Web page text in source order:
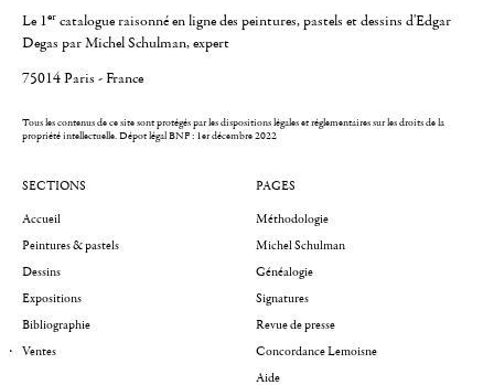
Le 1er catalogue raisonné en ligne des peintures, pastels et dessins d'Edgar
Degas par Michel Schulman, expert
75014 Paris - France
Tous les contenus de ce site sont protégés par les dispositions légales et réglementaires sur les droits de la
propriété intellectuelle.Dépot légal BNF : 1er décembre 2022
SECTIONS
Accueil
Peintures & pastels
Dessins
Expositions
Bibliographie
Ventes
PAGES
Méthodologie
Michel Schulman
Généalogie
Signatures
Revue de presse
Concordance Lemoisne
Aide